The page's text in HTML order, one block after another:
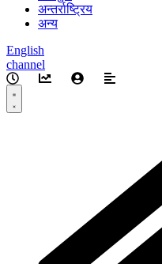
अन्तर्राष्ट्रिय
अन्य
English
channel